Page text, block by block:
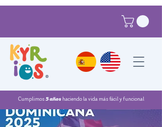
Cumplimos5 añoshaciendo la vida más fácil y funcional
®